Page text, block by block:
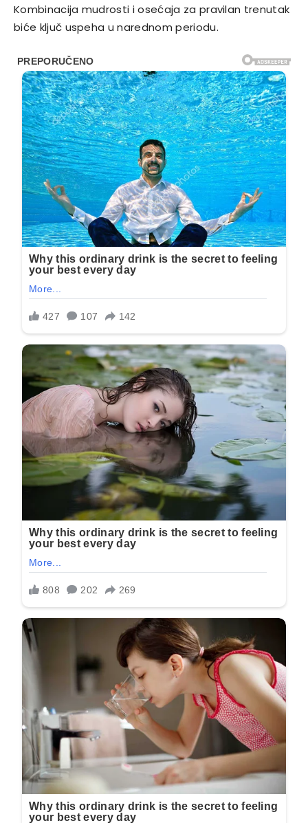
Kombinacija mudrosti i osećaja za pravilan trenutak
biće ključ uspeha u narednom periodu.